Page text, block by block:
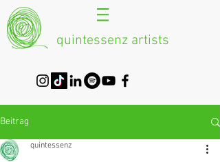
quintessenz artists
Beitrag
quintessenz